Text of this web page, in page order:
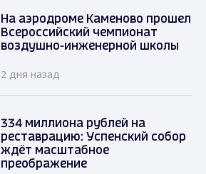
На аэродроме Каменово прошел
Всероссийский чемпионат
воздушно-инженерной школы
2 дня назад
334 миллиона рублей на
реставрацию: Успенский собор
ждёт масштабное
преображение